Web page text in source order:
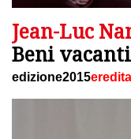
Jean-Luc
Beni
edizione2015